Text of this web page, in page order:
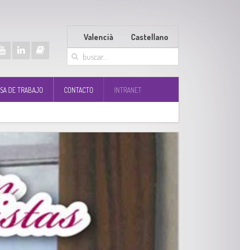
Valencià Castellano
DE TRABAJO CONTACTO INTRANET